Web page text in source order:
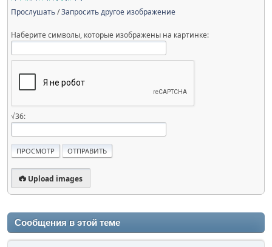
Прослушать/Запросить другое изображение
Наберите символы, которые изображены на картинке:
√36:
Upload images
Сообщения в этой теме